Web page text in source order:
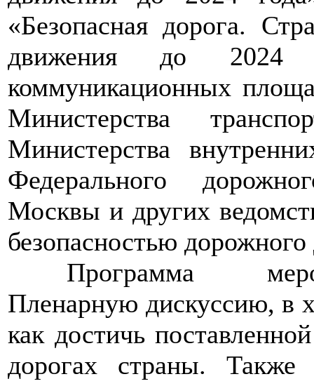
«Безопасная дорога.
движения до 2024
коммуникационных
Министерства
Министерства
Федерального
Москвы и других
безопасностью
Программа
Пленарную дискуссию, в
как достичь
дорогах страны.